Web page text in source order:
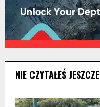
NIE CZYTAŁEŚ JESZCZE